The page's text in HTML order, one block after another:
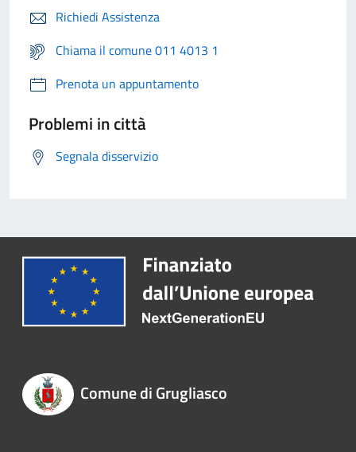
Richiedi Assistenza
Chiama il comune 011 4013 1
Prenota un appuntamento
Problemi in città
Segnala disservizio
Comune di Grugliasco